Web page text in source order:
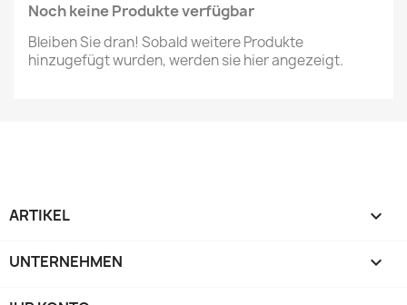
Noch keine Produkte verfügbar
Bleiben Sie dran! Sobald weitere Produkte
hinzugefügt wurden, werden sie hier angezeigt.
ARTIKEL 
UNTERNEHMEN 